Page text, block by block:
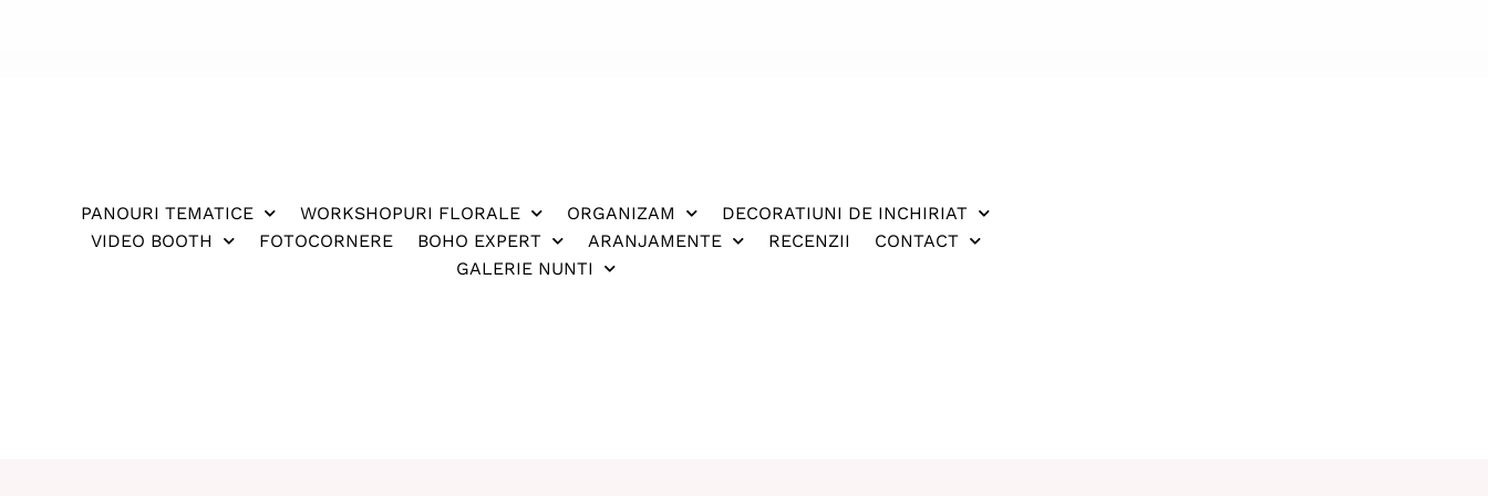
PANOURI TEMATICE WORKSHOPURI FLORALE ORGANIZAM
DECORATIUNI DE INCHIRIAT
VIDEO BOOTH
FOTOCORNERE BOHO EXPERT ARANJAMENTE RECENZII
CONTACT
GALERIE NUNTI